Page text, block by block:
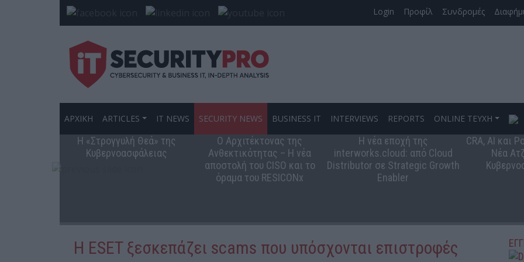
Login Προφίλ Συνδρομές
ΑΡΧΙΚΗ ARTICLES IT NEWS SECURITY NEWS BUSINESS IT INTERVIEWS REPORTS ONLINE ΤΕΥΧΗ
Η «Στρογγυλή Θεά» της
Κυβερνοασφάλειας
Ο Αρχιτέκτονας της
Ανθεκτικότητας – Η νέα
αποστολή του CISO και το
όραμα του RESICONx
Η νέα εποχή της
interworks.cloud: από Cloud
Distributor σε Strategic Growth
Enabler
CRA, AI και
Νέα
Η ESET ξεσκεπάζει scams που υπόσχονται επιστροφές